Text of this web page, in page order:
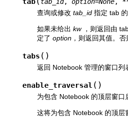
查询或修改 tab_id 指定 tab 的
如果未给出 kw，则返回由
定了 option ，则返回其值。否
tabs ( )
返回 Notebook 管理的窗口列
enable_traversal ( )
为包含 Notebook 的顶层窗口
这将为包含 Notebook 的顶层